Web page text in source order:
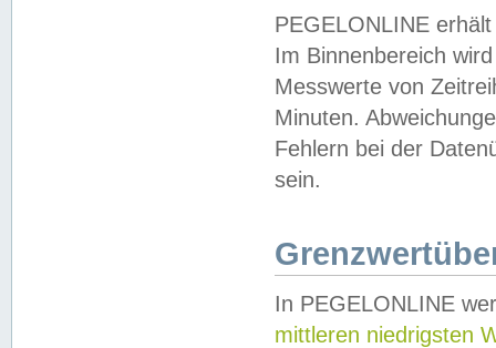
PEGELONLINE
Im Binnenbereich
Messwerte von
Minuten.
Fehlern bei der
sein.
In PEGELONLINE
mittleren niedrigsten